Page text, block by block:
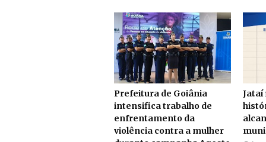
Prefeitura de Goiânia
intensifica trabalho de
enfrentamento da
violência contra a mulher